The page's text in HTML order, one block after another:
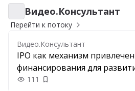
Видео.Консультант
Видео.Консультант
Перейти к потоку
Видео.Консультант
IPO как механизм
финансирования для
111 Добавить в закладки